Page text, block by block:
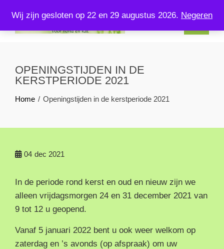
Wij zijn gesloten op 22 en 29 augustus 2026. Negeren
contentKOMPLEETVERSVOERENZO.NL
U kunt bij ons terecht voor kompleet vers voer voor uw hond en
OPENINGSTIJDEN IN DE
KERSTPERIODE 2021
Home Openingstijden in de kerstperiode 2021
04 dec 2021
In de periode rond kerst en oud en nieuw zijn we
alleen vrijdagsmorgen 24 en 31 december 2021 van
9 tot 12 u geopend.
Vanaf 5 januari 2022 bent u ook weer welkom op
zaterdag en ’s avonds (op afspraak) om uw